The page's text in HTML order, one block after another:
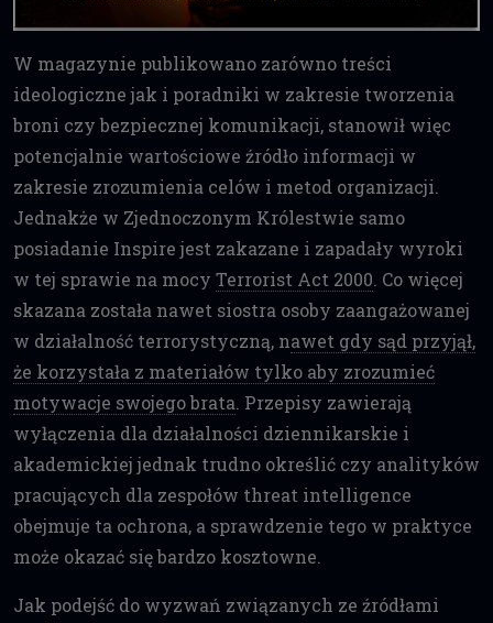
W magazynie publikowano zarówno treści
ideologiczne jak i poradniki w zakresie tworzenia
broni czy bezpiecznej komunikacji, stanowił więc
potencjalnie wartościowe źródło informacji w
zakresie zrozumienia celów i metod organizacji.
Jednakże w Zjednoczonym Królestwie samo
posiadanie Inspire jest zakazane i zapadały wyroki
w tej sprawie na mocy Terrorist Act 2000. Co więcej
skazana została nawet siostra osoby zaangażowanej
w działalność terrorystyczną, nawet gdy sąd przyjął,
że korzystała z materiałów tylko aby zrozumieć
motywacje swojego brata. Przepisy zawierają
wyłączenia dla działalności dziennikarskie i
akademickiej jednak trudno określić czy analityków
pracujących dla zespołów threat intelligence
obejmuje ta ochrona, a sprawdzenie tego w praktyce
może okazać się bardzo kosztowne.
Jak podejść do wyzwań związanych ze źródłami